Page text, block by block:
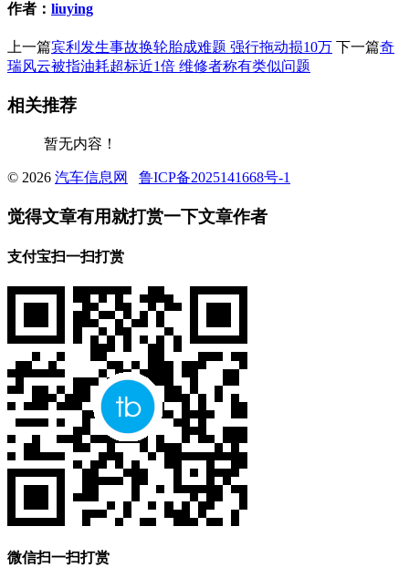
作者： liuying
上一篇宾利发生事故换轮胎成难题 强行拖动损10万 下一篇奇
瑞风云被指油耗超标近1倍 维修者称有类似问题
相关推荐
暂无内容！
© 2026 汽车信息网 鲁ICP备2025141668号-1
觉得文章有用就打赏一下文章作者
支付宝扫一扫打赏
微信扫一扫打赏